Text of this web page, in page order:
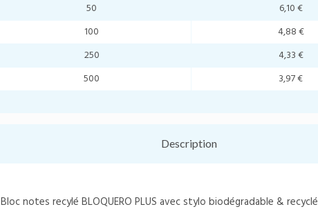
50
6,10 €
100
4,88 €
250
4,33 €
500
3,97 €
Description
Bloc notes recylé BLOQUERO PLUS avec stylo biodégradable & recyclé